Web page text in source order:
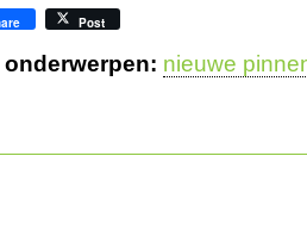
Post
onderwerpen: nieuwe